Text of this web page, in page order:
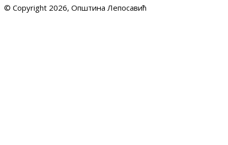
© Copyright 2026, Општина Лепосавић